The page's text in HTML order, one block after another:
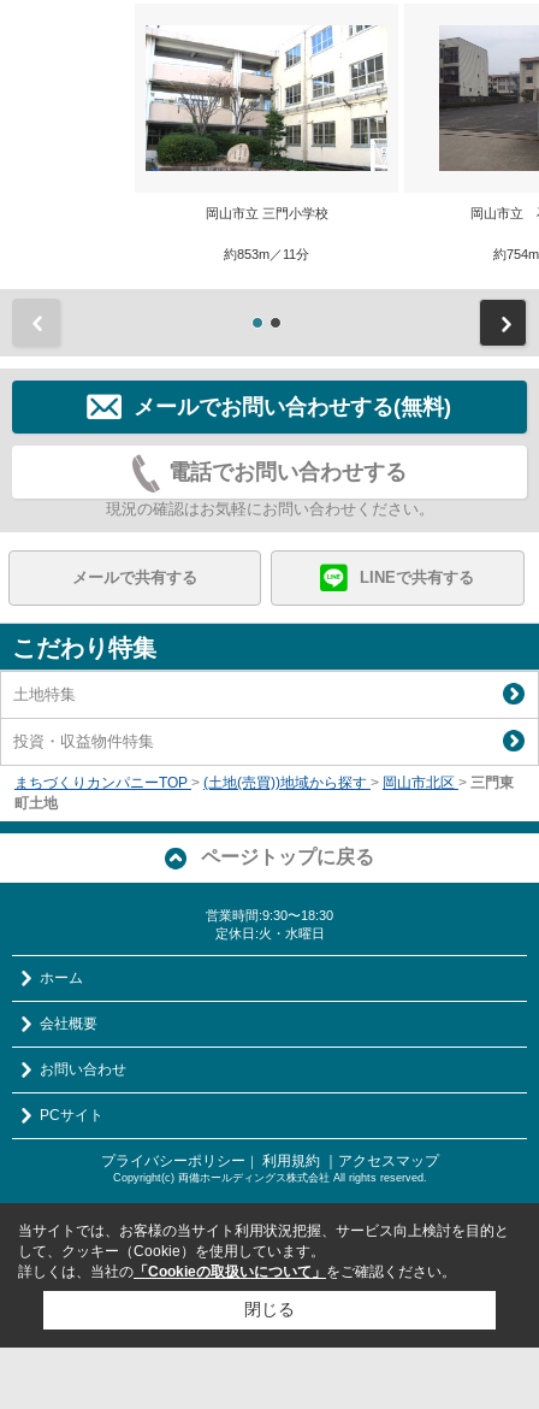
岡山市立 三門小学校
約853m／11分
岡山市立
約
メールでお問い合わせする(無料)
電話でお問い合わせする
現況の確認はお気軽にお問い合わせください。
メールで共有する LINEで共有する
こだわり特集
土地特集
投資・収益物件特集
まちづくりカンパニーTOP > (土地(売買))地域から探す > 岡山市北区 > 三門東
町土地
ページトップに戻る
営業時間:9:30〜18:30
定休日:火・水曜日
ホーム
会社概要
お問い合わせ
PCサイト
プライバシーポリシー ｜ 利用規約 ｜アクセスマップ
Copyright(c) 両備ホールディングス株式会社 All rights reserved.
当サイトでは、お客様の当サイト利用状況把握、サービス向上検討を目的と
して、クッキー（Cookie）を使用しています。
詳しくは、当社の 「Cookieの取扱いについて」 をご確認ください。
閉じる